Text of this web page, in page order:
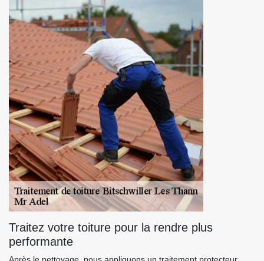
Traitez votre toiture pour la rendre plus
performante